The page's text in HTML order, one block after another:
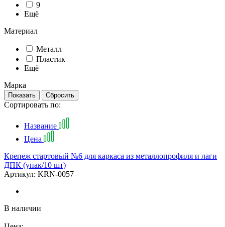
9
Ещё
Материал
Металл
Пластик
Ещё
Марка
Сортировать по:
Название
Цена
Крепеж стартовый №6 для каркаса из металлопрофиля и лаги
ДПК (упак/10 шт)
Артикул: KRN-0057
В наличии